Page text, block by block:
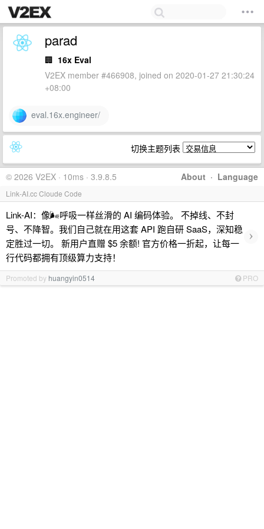
parad
🏢 16x Eval
V2EX member #466908, joined on 2020-01-27 21:30:24
+08:00
eval.16x.engineer/
切换主题列表
About · Language
© 2026 V2EX · 10ms · 3.9.8.5
Link-AI.cc Cloude Code
Link-AI：像🌬呼吸一样丝滑的 AI 编码体验。 不掉线、不封
号、不降智。我们自己就在用这套 API 跑自研 SaaS，深知稳
定胜过一切。 新用户直赠 $5 余额! 官方价格一折起，让每一
行代码都拥有顶级算力支持！
›
Promoted by huangyin0514 PRO